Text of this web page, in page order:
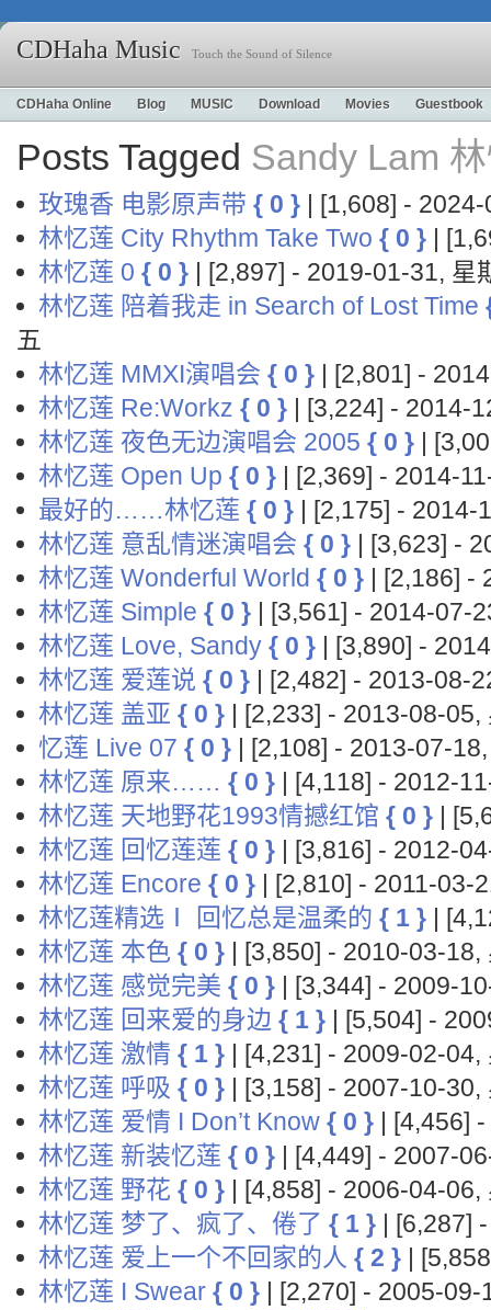
CDHaha Music Touch the Sound of Silence
CDHaha Online Blog MUSIC Download Movies Guestbook
Posts Tagged Sandy Lam
玫瑰香 电影原声带 { 0 } | [1,608] -
林忆莲 City Rhythm Take Two { 0 } |
林忆莲 0 { 0 } | [2,897] - 2019-01-31, 星
林忆莲 陪着我走 in Search of Lost Time
五
林忆莲 MMXI演唱会 { 0 } | [2,801] -
林忆莲 Re:Workz { 0 } | [3,224] - 2014-
林忆莲 夜色无边演唱会 2005 { 0 } |
林忆莲 Open Up { 0 } | [2,369] - 2014-
最好的……林忆莲 { 0 } | [2,175] - 2014-
林忆莲 意乱情迷演唱会 { 0 } | [3,623] -
林忆莲 Wonderful World { 0 } | [2,186] -
林忆莲 Simple { 0 } | [3,561] - 2014-07-
林忆莲 Love, Sandy { 0 } | [3,890] -
林忆莲 爱莲说 { 0 } | [2,482] - 2013-08-
林忆莲 盖亚 { 0 } | [2,233] - 2013-08-05,
忆莲 Live 07 { 0 } | [2,108] - 2013-07-
林忆莲 原来…… { 0 } | [4,118] - 2012-
林忆莲 天地野花1993情撼红馆 { 0 } |
林忆莲 回忆莲莲 { 0 } | [3,816] - 2012-
林忆莲 Encore { 0 } | [2,810] - 2011-03-
林忆莲精选Ⅰ 回忆总是温柔的 { 1 } |
林忆莲 本色 { 0 } | [3,850] - 2010-03-18,
林忆莲 感觉完美 { 0 } | [3,344] - 2009-
林忆莲 回来爱的身边 { 1 } | [5,504] -
林忆莲 激情 { 1 } | [4,231] - 2009-02-04,
林忆莲 呼吸 { 0 } | [3,158] - 2007-10-30,
林忆莲 爱情 I Don’t Know { 0 } | [4,456]
林忆莲 新装忆莲 { 0 } | [4,449] - 2007-
林忆莲 野花 { 0 } | [4,858] - 2006-04-06,
林忆莲 梦了、疯了、倦了 { 1 } | [6,287]
林忆莲 爱上一个不回家的人 { 2 } |
林忆莲 I Swear { 0 } | [2,270] - 2005-09-